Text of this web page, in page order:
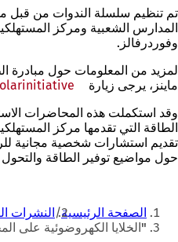
تم تنظيم سلسلة الندوات من قبل
المدارس الشعبية ومركز
وفوردرفالز.
لمزيد من المعلومات حول مبادرة
ماينز، يرجى زيارة
وقد استكملت هذه المحاضرات
الطاقة التي تقدمها مركز
تقديم استشارات شخصية مجانية
حول مواضيع توفير الطاقة
أنت
هنا
الصفحة الرئيسية
النشرات
"الخلايا الكهروضوئية على